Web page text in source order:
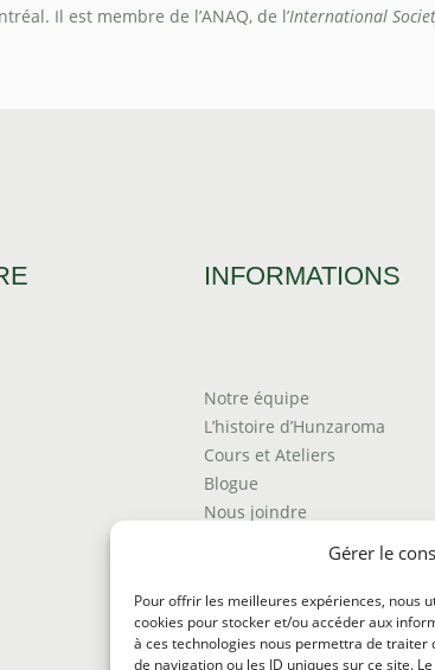
Gérer le
Pour offrir les meilleures expériences, nous
cookies pour stocker et/ou accéder aux
à ces technologies nous permettra de
de navigation ou les ID uniques sur ce site.
Il est membre de l’ANAQ, de l’International
INFORMATIONS
Notre équipe
L’histoire d’Hunzaroma
Cours et Ateliers
Blogue
Nous joindre
Termes et conditions
Politique de remboursement